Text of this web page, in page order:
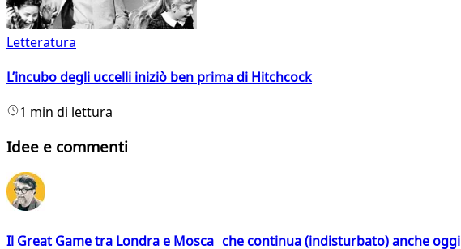
Letteratura
L’incubo degli uccelli iniziò ben prima di Hitchcock
1 min di lettura
Idee e commenti
Il Great Game tra Londra e Mosca che continua (indisturbato) anche oggi